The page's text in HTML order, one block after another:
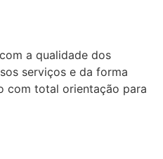
a qualidade dos
serviços e da forma
com total orientação para